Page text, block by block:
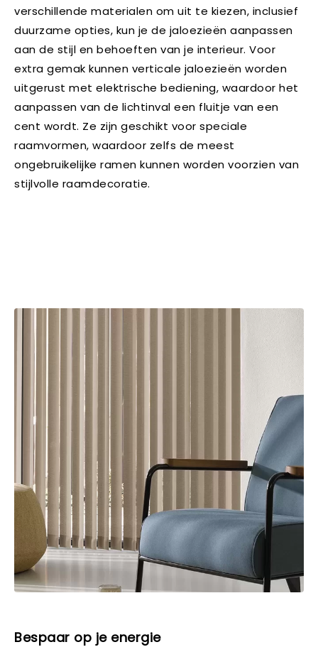
verschillende materialen om uit te kiezen, inclusief
duurzame opties, kun je de jaloezieën aanpassen
aan de stijl en behoeften van je interieur. Voor
extra gemak kunnen verticale jaloezieën worden
uitgerust met elektrische bediening, waardoor het
aanpassen van de lichtinval een fluitje van een
cent wordt. Ze zijn geschikt voor speciale
raamvormen, waardoor zelfs de meest
ongebruikelijke ramen kunnen worden voorzien van
stijlvolle raamdecoratie.
Bespaar op je energie